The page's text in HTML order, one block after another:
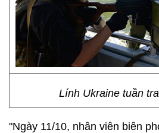
Lính Ukraine tuần
"Ngày 11/10, nhân viên biên